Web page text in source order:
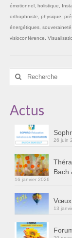
émotionnel holistique
orthophniste
physique
énergétiques souveraineté
visioconférence
Rechercher
Actus
26 juin
Bach
16 janvier 2026
Vœux
13